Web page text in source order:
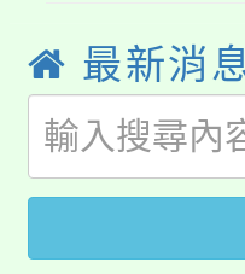
系所師
學籍身
版
淨零綠
公告本
代理(
「2026
桃園
最新消